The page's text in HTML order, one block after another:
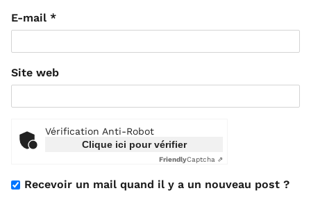
E-mail *
Site web
Vérification Anti-Robot
Clique ici pour vérifier
FriendlyCaptcha ⇗
Recevoir un mail quand il y a un nouveau post ?